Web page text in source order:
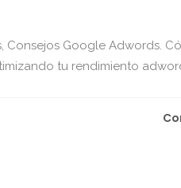
Consejos Google Adwords.
tu rendimiento